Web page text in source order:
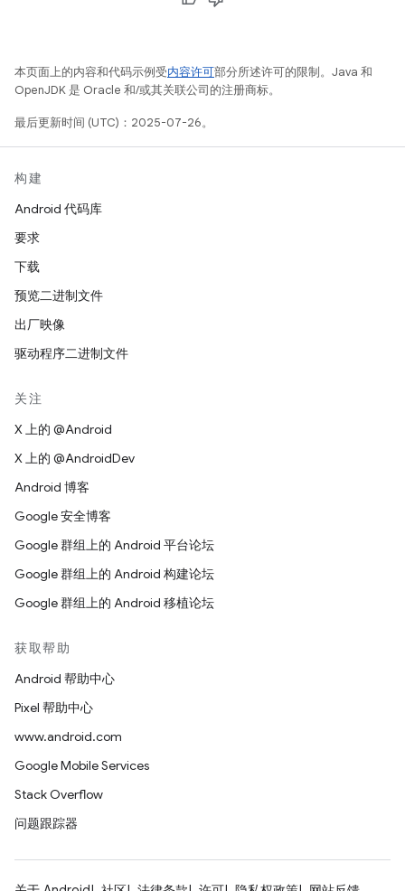
本页面上的内容和代码示例受内容许可部分所述许可的限制。Java 和
OpenJDK 是 Oracle 和/或其关联公司的注册商标。
最后更新时间 (UTC)：2025-07-26。
构建
Android 代码库
要求
下载
预览二进制文件
出厂映像
驱动程序二进制文件
关注
X 上的 @Android
X 上的 @AndroidDev
Android 博客
Google 安全博客
Google 群组上的 Android 平台论坛
Google 群组上的 Android 构建论坛
Google 群组上的 Android 移植论坛
获取帮助
Android 帮助中心
Pixel 帮助中心
www.android.com
Google Mobile Services
Stack Overflow
问题跟踪器